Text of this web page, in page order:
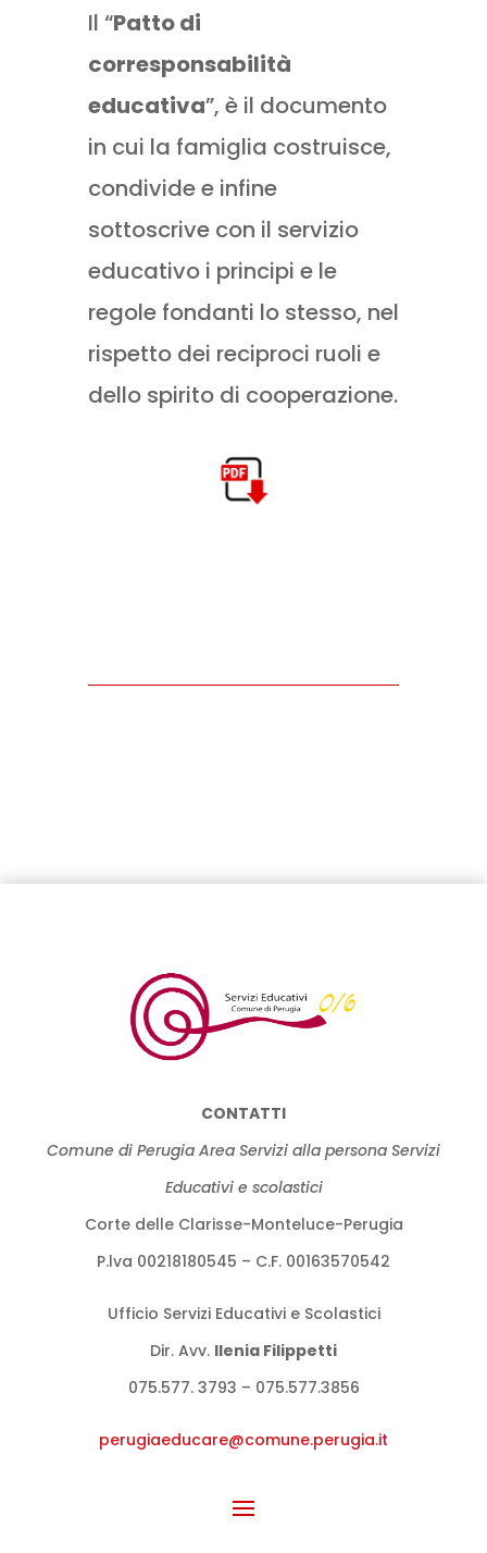
Il “Patto di
corresponsabilità
educativa”, è il documento
in cui la famiglia costruisce,
condivide e infine
sottoscrive con il servizio
educativo i principi e le
regole fondanti lo stesso, nel
rispetto dei reciproci ruoli e
dello spirito di cooperazione.
CONTATTI
Comune di Perugia Area Servizi alla persona Servizi
Educativi e scolastici
Corte delle Clarisse-Monteluce-Perugia
P.lva 00218180545 – C.F. 00163570542
Ufficio Servizi Educativi e Scolastici
Dir. Avv. llenia Filippetti
075.577. 3793 – 075.577.3856
perugiaeducare@comune.perugia.it